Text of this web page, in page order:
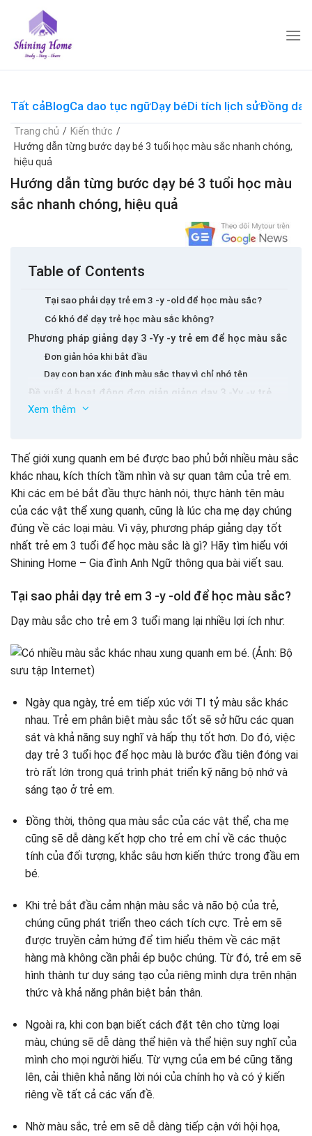
content
Tất cảBlogCa dao tục ngữDạy béDi tích lịch sửĐồng dao
Trang chủ / Kiến thức /
Hướng dẫn từng bước dạy bé 3 tuổi học màu sắc nhanh chóng,
hiệu quả
Hướng dẫn từng bước dạy bé 3 tuổi học màu
sắc nhanh chóng, hiệu quả
Table of Contents
Tại sao phải dạy trẻ em 3 -y -old để học màu sắc?
Có khó để dạy trẻ học màu sắc không?
Phương pháp giảng dạy 3 -Yy -y trẻ em để học màu sắc
Đơn giản hóa khi bắt đầu
Dạy con bạn xác định màu sắc thay vì chỉ nhớ tên
Đề xuất 4 hoạt động đơn giản giảng dạy 3 -Yy -y trẻ
em để học màu sắc
Trò chơi kết nối màu
Trò chơi câu cá
Xem thêm
Thế giới xung quanh em bé được bao phủ bởi nhiều màu sắc
khác nhau, kích thích tầm nhìn và sự quan tâm của trẻ em.
Khi các em bé bắt đầu thực hành nói, thực hành tên màu
của các vật thể xung quanh, cũng là lúc cha mẹ dạy chúng
đúng về các loại màu. Vì vậy, phương pháp giảng dạy tốt
nhất trẻ em 3 tuổi để học màu sắc là gì? Hãy tìm hiểu với
Shining Home – Gia đình Anh Ngữ thông qua bài viết sau.
Tại sao phải dạy trẻ em 3 -y -old để học màu sắc?
Dạy màu sắc cho trẻ em 3 tuổi mang lại nhiều lợi ích như:
Ngày qua ngày, trẻ em tiếp xúc với TI tỷ màu sắc khác
nhau. Trẻ em phân biệt màu sắc tốt sẽ sở hữu các quan
sát và khả năng suy nghĩ và hấp thụ tốt hơn. Do đó, việc
dạy trẻ 3 tuổi học để học màu là bước đầu tiên đóng vai
trò rất lớn trong quá trình phát triển kỹ năng bộ nhớ và
sáng tạo ở trẻ em.
Đồng thời, thông qua màu sắc của các vật thể, cha mẹ
cũng sẽ dễ dàng kết hợp cho trẻ em chỉ về các thuộc
tính của đối tượng, khắc sâu hơn kiến ​​thức trong đầu em
bé.
Khi trẻ bắt đầu cảm nhận màu sắc và não bộ của trẻ,
chúng cũng phát triển theo cách tích cực. Trẻ em sẽ
được truyền cảm hứng để tìm hiểu thêm về các mặt
hàng mà không cần phải ép buộc chúng. Từ đó, trẻ em sẽ
hình thành tư duy sáng tạo của riêng mình dựa trên nhận
thức và khả năng phân biệt bản thân.
Ngoài ra, khi con bạn biết cách đặt tên cho từng loại
màu, chúng sẽ dễ dàng thể hiện và thể hiện suy nghĩ của
mình cho mọi người hiểu. Từ vựng của em bé cũng tăng
lên, cải thiện khả năng lời nói của chính họ và có ý kiến ​​
riêng về tất cả các vấn đề.
Nhờ màu sắc, trẻ em sẽ dễ dàng tiếp cận với hội họa,